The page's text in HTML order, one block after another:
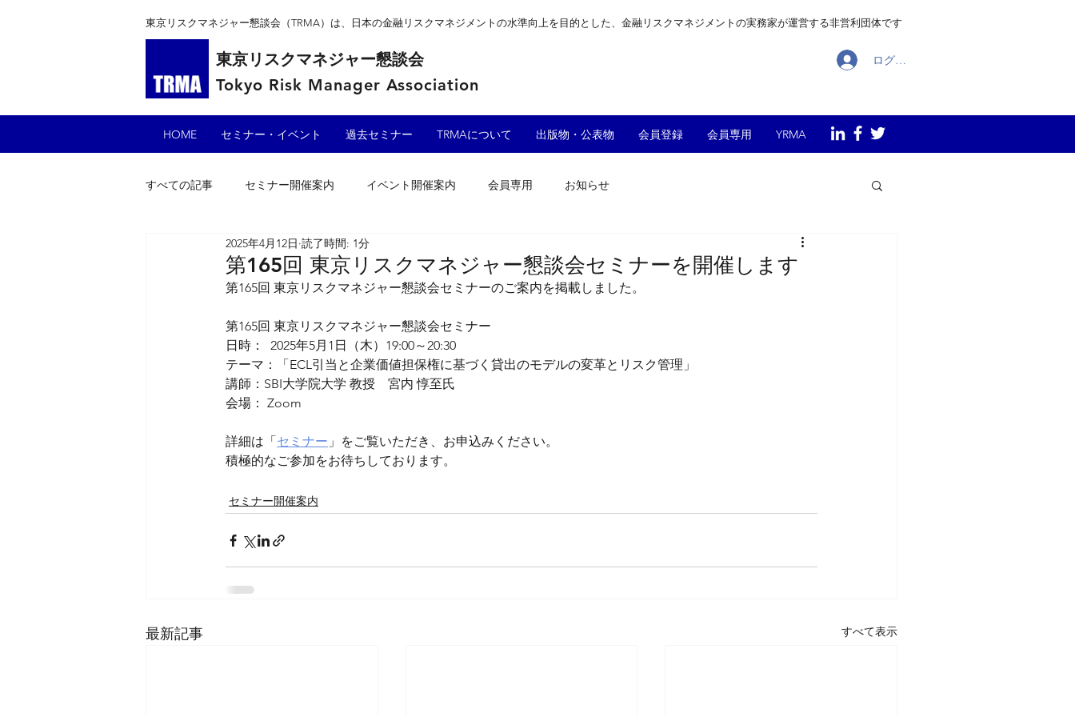
東京リスクマネジャー懇談会（TRMA）は、日本の金融リスクマネジメントの水準向上を目的とした、金融リスクマネジメントの実務家が運営する非営利団体です
東京リスクマネジャー懇談会
Tokyo Risk Manager Association
ログイン
HOME セミナー・イベント 過去セミナー TRMAについて 出版物・公表物 会員登録 会員専用 YRMA
すべての記事 セミナー開催案内 イベント開催案内 会員専用 お知らせ
第165回 東京リスクマネジャー懇談会セミナーを開催します
2025年4月12日 読了時間: 1分
第165回 東京リスクマネジャー懇談会セミナーのご案内を掲載しました。
第165回 東京リスクマネジャー懇談会セミナー
日時：  2025年5月1日（木）19:00～20:30
テーマ：「ECL引当と企業価値担保権に基づく貸出のモデルの変革とリスク管理」
講師：SBI大学院大学 教授　宮内 惇至氏
会場： Zoom
詳細は「セミナー 」をご覧いただき、お申込みください。
積極的なご参加をお待ちしております。
セミナー開催案内
最新記事 すべて表示